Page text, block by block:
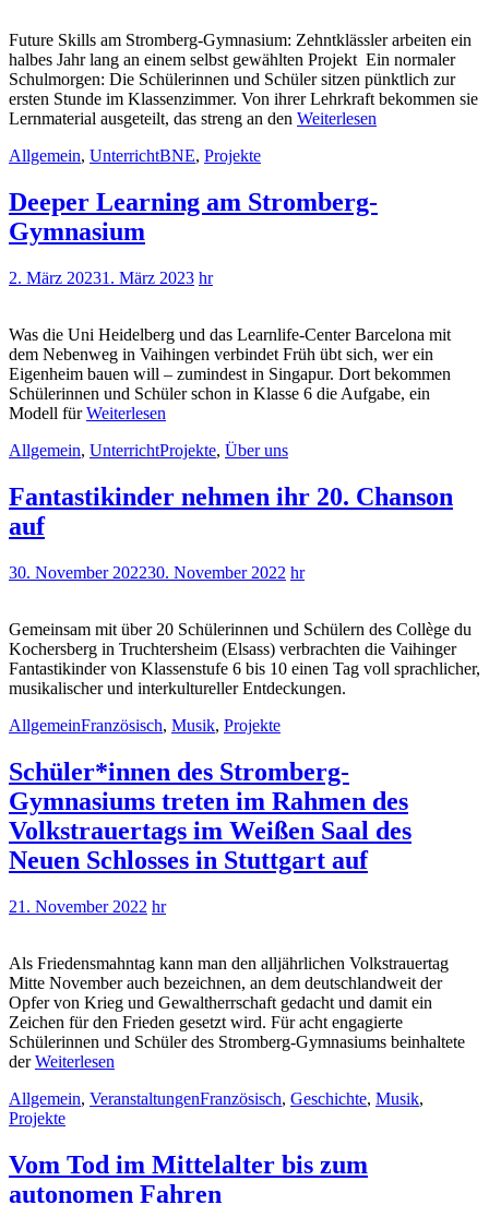
Future Skills am Stromberg-Gymnasium: Zehntklässler arbeiten ein
halbes Jahr lang an einem selbst gewählten Projekt Ein normaler
Schulmorgen: Die Schülerinnen und Schüler sitzen pünktlich zur
ersten Stunde im Klassenzimmer. Von ihrer Lehrkraft bekommen sie
Lernmaterial ausgeteilt, das streng an den Weiterlesen
Allgemein, UnterrichtBNE, Projekte
Deeper Learning am Stromberg-
Gymnasium
2. März 20231. März 2023 hr
Was die Uni Heidelberg und das Learnlife-Center Barcelona mit
dem Nebenweg in Vaihingen verbindet Früh übt sich, wer ein
Eigenheim bauen will – zumindest in Singapur. Dort bekommen
Schülerinnen und Schüler schon in Klasse 6 die Aufgabe, ein
Modell fürWeiterlesen
Allgemein, UnterrichtProjekte, Über uns
Fantastikinder nehmen ihr 20. Chanson
auf
30. November 202230. November 2022 hr
Gemeinsam mit über 20 Schülerinnen und Schülern des Collège du
Kochersberg in Truchtersheim (Elsass) verbrachten die Vaihinger
Fantastikinder von Klassenstufe 6 bis 10 einen Tag voll sprachlicher,
musikalischer und interkultureller Entdeckungen.
AllgemeinFranzösisch, Musik, Projekte
Schüler*innen des Stromberg-
Gymnasiums treten im Rahmen des
Volkstrauertags im Weißen Saal des
Neuen Schlosses in Stuttgart auf
21. November 2022 hr
Als Friedensmahntag kann man den alljährlichen Volkstrauertag
Mitte November auch bezeichnen, an dem deutschlandweit der
Opfer von Krieg und Gewaltherrschaft gedacht und damit ein
Zeichen für den Frieden gesetzt wird. Für acht engagierte
Schülerinnen und Schüler des Stromberg-Gymnasiums beinhaltete
derWeiterlesen
Allgemein, VeranstaltungenFranzösisch, Geschichte, Musik,
Projekte
Vom Tod im Mittelalter bis zum
autonomen Fahren